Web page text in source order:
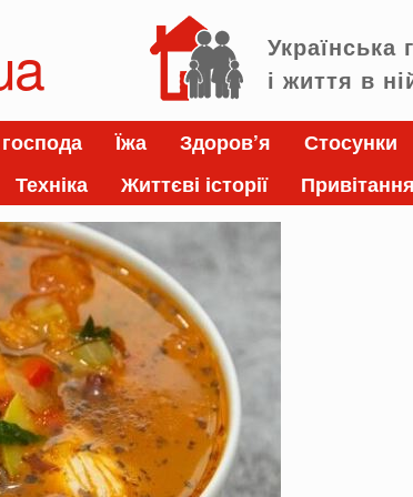
Українська
і життя в
Їжа Здоров’я Стосунки
Техніка Життєві історії Привітання